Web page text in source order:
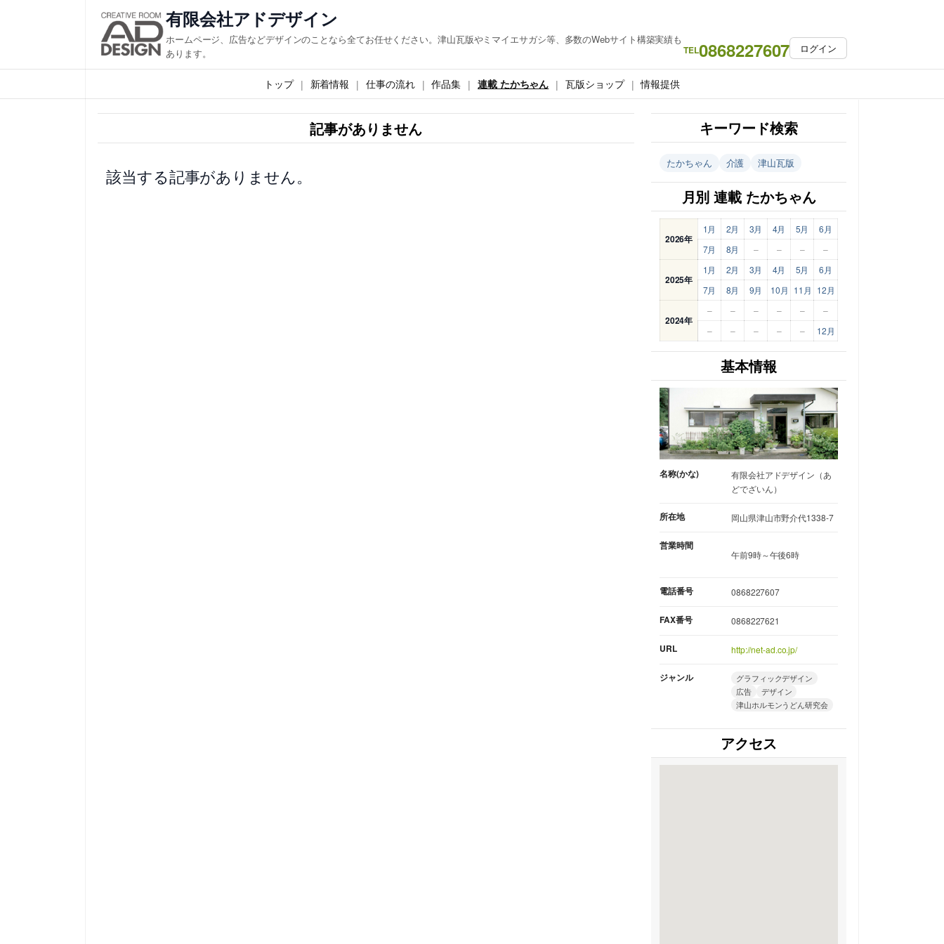
ス
キ
有限会社アドデザイン
ホームページ、広告などデザインのことなら全てお任せください。津山瓦版やミマイエサガシ等、多数のWebサイト構築実績も
あります。
TEL0868227607 ログイン
トップ 新着情報 仕事の流れ 作品集 連載 たかちゃん 瓦版ショップ 情報提供
記事がありません
該当する記事がありません。
キーワード検索
たかちゃん 介護 津山瓦版
月別 連載 たかちゃん
2026年
1月 2月 3月 4月 5月
6月
7月
8月 – – – –
2025年
1月 2月 3月 4月 5月
6月
7月
8月 9月 10月 11月 12月
2024年
– – – – –
–
–
– – – – 12月
基本情報
名称(かな)
有限会社アドデザイン（あ
どでざいん）
所在地 岡山県津山市野介代1338-7
営業時間
午前9時～午後6時
電話番号 0868227607
FAX番号 0868227621
URL http://net-ad.co.jp/
ジャンル
グラフィックデザイン
広告
デザイン
津山ホルモンうどん研究会
アクセス